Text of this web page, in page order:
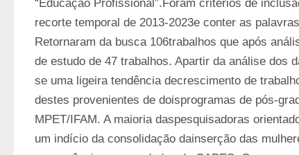
“Educação Profissional”.Foram critérios de
recorte temporal de 2013-2023e conter as
Retornaram da busca 106trabalhos que após
de estudo de 47 trabalhos. Apartir da análise dos
se uma ligeira tendência decrescimento de
destes provenientes de doisprogramas de pós-
MPET/IFAM. A maioria daspesquisadoras
um indício da consolidação dainserção das